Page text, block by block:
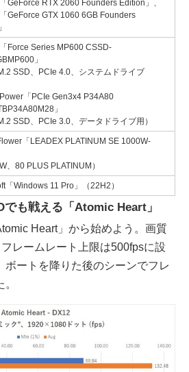
GeForce RTX 2060 Founders Edition」、
GeForce GTX 1060 6GB Founders
Force Series MP600 CSSD-
」
SSD、PCIe 4.0、システムドライブ
「PCIe Gen3x4 P34A80
」
SSD、PCIe 3.0、データドライブ用）
「LEADEX PLATINUM SE 1000W-
、80 PLUS PLATINUM）
「Windows 11 Pro」（22H2）
でも戦える「Atomic Heart」
Heart」から始めよう。画質
フレームレート上限は500fpsに設
ボートを降りた後のシーンでフレ